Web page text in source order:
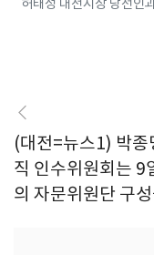
허태정 대전시장 당선인
(대전=뉴스1) 박종
직 인수위원회는 9
의 자문위원단 구